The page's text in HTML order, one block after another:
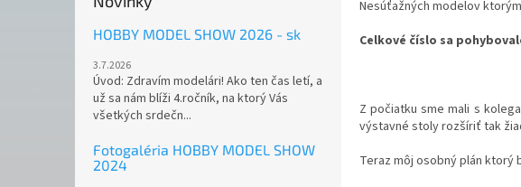
HOBBY MODEL SHOW 2026 - sk
3.7.2026
Úvod: Zdravím modelári! Ako ten čas letí, a
už sa nám blíži 4.ročník, na ktorý Vás
všetkých srdečn...
Fotogaléria HOBBY MODEL SHOW
2024
Nesúťažných modelov
Celkové číslo sa
Z počiatku sme mali s
výstavné stoly rozšíriť tak
Teraz môj osobný plán ktorý